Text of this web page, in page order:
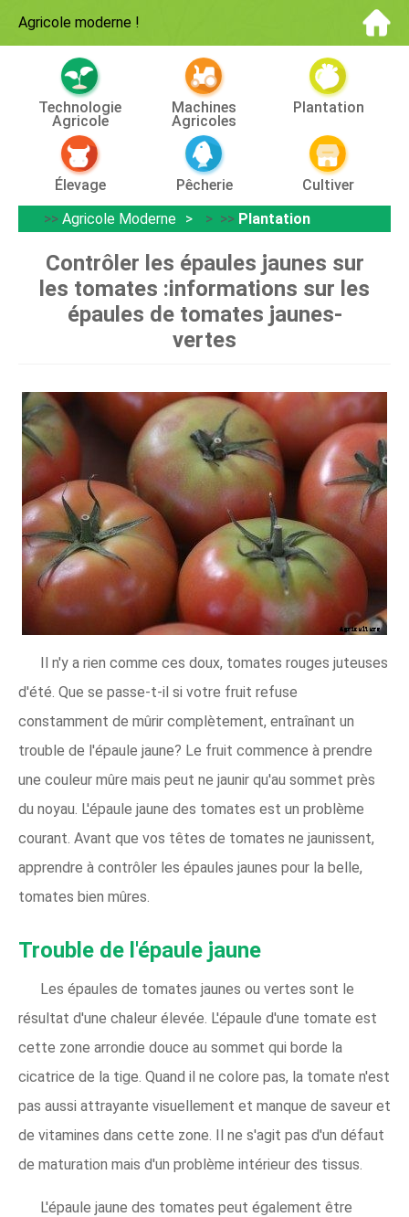
Agricole moderne !
Technologie
Agricole
Machines
Agricoles
Plantation
Élevage Pêcherie
Cultiver
>> Agricole Moderne > >> Plantation
Contrôler les épaules jaunes sur
les tomates :informations sur les
épaules de tomates jaunes-
vertes
Il n'y a rien comme ces doux, tomates rouges juteuses
d'été. Que se passe-t-il si votre fruit refuse
constamment de mûrir complètement, entraînant un
trouble de l'épaule jaune? Le fruit commence à prendre
une couleur mûre mais peut ne jaunir qu'au sommet près
du noyau. L'épaule jaune des tomates est un problème
courant. Avant que vos têtes de tomates ne jaunissent,
apprendre à contrôler les épaules jaunes pour la belle,
tomates bien mûres.
Trouble de l'épaule jaune
Les épaules de tomates jaunes ou vertes sont le
résultat d'une chaleur élevée. L'épaule d'une tomate est
cette zone arrondie douce au sommet qui borde la
cicatrice de la tige. Quand il ne colore pas, la tomate n'est
pas aussi attrayante visuellement et manque de saveur et
de vitamines dans cette zone. Il ne s'agit pas d'un défaut
de maturation mais d'un problème intérieur des tissus.
L'épaule jaune des tomates peut également être